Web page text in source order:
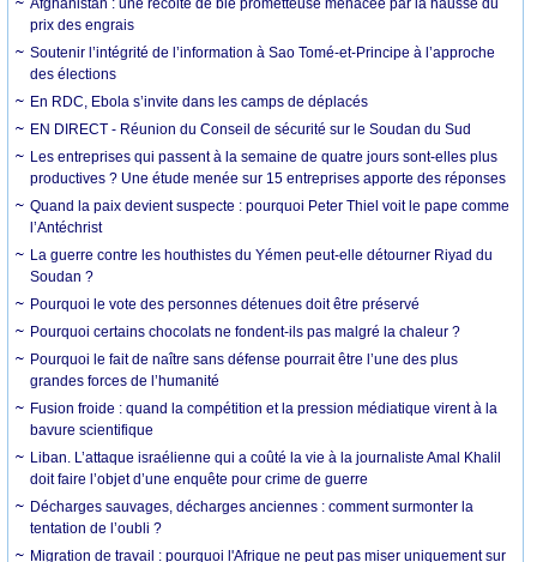
Afghanistan : une récolte de blé prometteuse menacée par la hausse du
prix des engrais
Soutenir l’intégrité de l’information à Sao Tomé-et-Principe à l’approche
des élections
En RDC, Ebola s’invite dans les camps de déplacés
EN DIRECT - Réunion du Conseil de sécurité sur le Soudan du Sud
Les entreprises qui passent à la semaine de quatre jours sont-elles plus
productives ? Une étude menée sur 15 entreprises apporte des réponses
Quand la paix devient suspecte : pourquoi Peter Thiel voit le pape comme
l’Antéchrist
La guerre contre les houthistes du Yémen peut-elle détourner Riyad du
Soudan ?
Pourquoi le vote des personnes détenues doit être préservé
Pourquoi certains chocolats ne fondent-ils pas malgré la chaleur ?
Pourquoi le fait de naître sans défense pourrait être l’une des plus
grandes forces de l’humanité
Fusion froide : quand la compétition et la pression médiatique virent à la
bavure scientifique
Liban. L’attaque israélienne qui a coûté la vie à la journaliste Amal Khalil
doit faire l’objet d’une enquête pour crime de guerre
Décharges sauvages, décharges anciennes : comment surmonter la
tentation de l’oubli ?
Migration de travail : pourquoi l'Afrique ne peut pas miser uniquement sur